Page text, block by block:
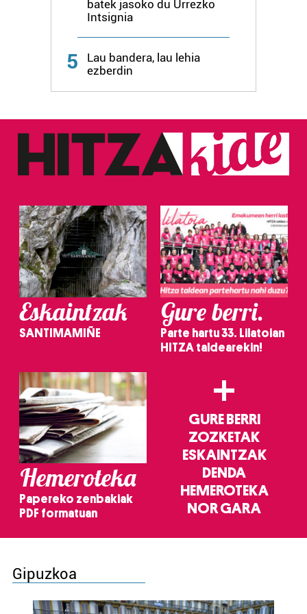
Webgune honek cookie propioak eta hirugarrenen cookie-
fitxategiak erabiltzen ditu. Zure esperientzia eta
zerbitzuak hobetzeko asmoz, cookie teknologiaz
baliatzen gara. Ohar hau onartuz gero, teknologia hori
batek jasoko du Urrezko
Intsignia
5
Lau bandera, lau lehia
ezberdin
Eskaintzak
SANTIMAMIÑE
Gure berri.
Parte hartu 33. Lilatoian
HITZA taldearekin!
Hemeroteka
Papereko zenbakiak
PDF formatuan
+
GURE BERRI
ZOZKETAK
ESKAINTZAK
DENDA
HEMEROTEKA
NOR GARA
Gipuzkoa